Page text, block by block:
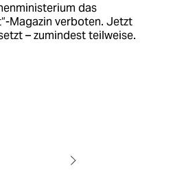
das
Magazin verboten. Jetzt
– zumindest teilweise.